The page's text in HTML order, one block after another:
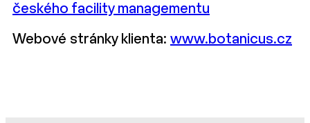
českého facility managementu
Webové stránky klienta: www.botanicus.cz